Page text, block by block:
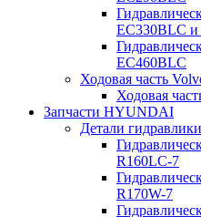
EC330BLC
EC460BLC
Ходовая часть
Ходовая
Запчасти HYUNDAI
Детали
R160LC-7
R170W-7